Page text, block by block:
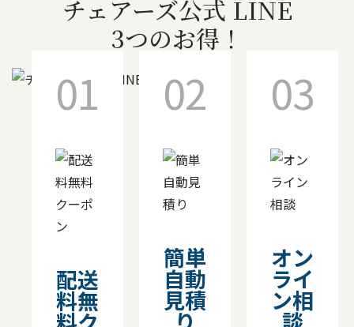
チェアーズ公式 LINE
3つのお得！
01
配送
料無
02
簡単
自動
見積
03
オン
ライ
ン相